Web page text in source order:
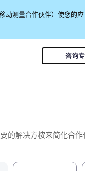
动测量合作伙伴）使您的应
咨询
的解决方桉来简化合作